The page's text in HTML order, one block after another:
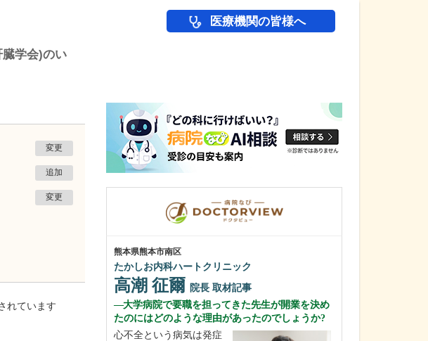
医療機関の皆様へ
学会)のい
変更
追加
変更
れています
熊本県熊本市南区
たかしお内科ハートクリニック
高潮 征爾 院長 取材記事
大学病院で要職を担ってきた先生が開業を決め
たのにはどのような理由があったのでしょうか?
心不全という病気は発症
いて詳しく教えて